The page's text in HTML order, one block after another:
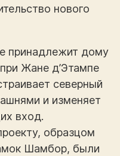
нового
принадлежит дому
Жане д’Этампе
северный
и изменяет
вход.
образцом
Шамбор, были